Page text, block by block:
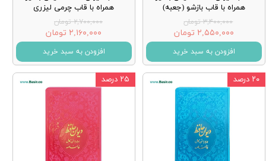
همراه با قاب بازشو (جعبه)
۳,۴۰۰,۰۰۰ تومان
۲,۵۵۰,۰۰۰ تومان
افزودن به سبد خرید
همراه با قاب چرمی لیزری
۲,۷۰۰,۰۰۰ تومان
۲,۱۶۰,۰۰۰ تومان
افزودن به سبد خرید
۲۰ درصد ۲۵ درصد